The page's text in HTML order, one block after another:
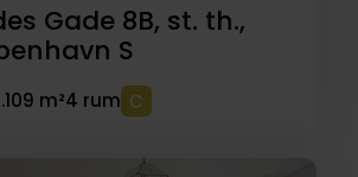
Gade 8B, st. th.,
S
109 m²4 rum